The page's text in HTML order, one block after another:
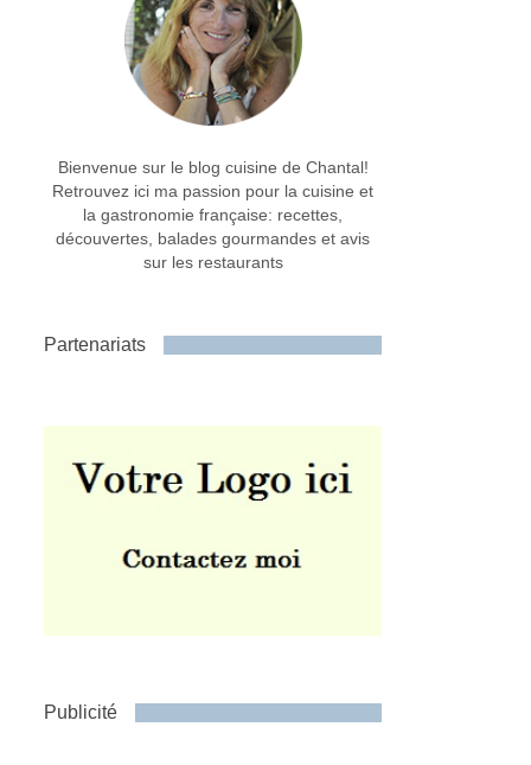
Bienvenue sur le blog cuisine de Chantal!
Retrouvez ici ma passion pour la cuisine et
la gastronomie française: recettes,
découvertes, balades gourmandes et avis
sur les restaurants
Partenariats
Publicité